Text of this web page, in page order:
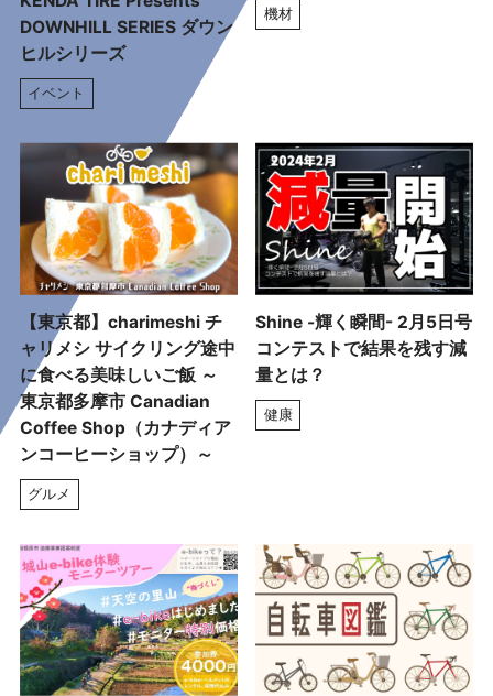
DOWNHILL SERIES ダウン
ヒルシリーズ
イベント
機材
【東京都】charimeshi チ
ャリメシ サイクリング途中
に食べる美味しいご飯 ～
東京都多摩市 Canadian
Coffee Shop（カナディア
ンコーヒーショップ）～
グルメ
Shine -輝く瞬間- 2月5日号
コンテストで結果を残す減
量とは？
健康